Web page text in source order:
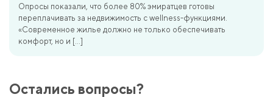
Опросы показали, что более 80% эмиратцев готовы
переплачивать за недвижимость с wellness-функциями.
«Современное жилье должно не только обеспечивать
комфорт, но и […]
Остались вопросы?